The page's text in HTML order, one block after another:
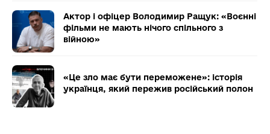
Актор і офіцер Володимир Ращук: «Воєнні
фільми не мають нічого спільного з
війною»
«Це зло має бути переможене»: історія
українця, який пережив російський полон